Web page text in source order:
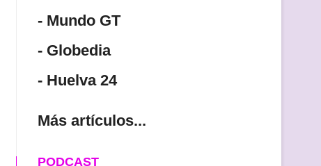
- Mundo GT
- Globedia
- Huelva 24
Más artículos...
PODCAST